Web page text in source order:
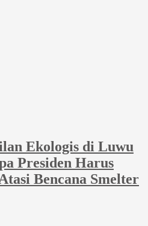
Ekologis di Luwu
Presiden Harus
Bencana Smelter